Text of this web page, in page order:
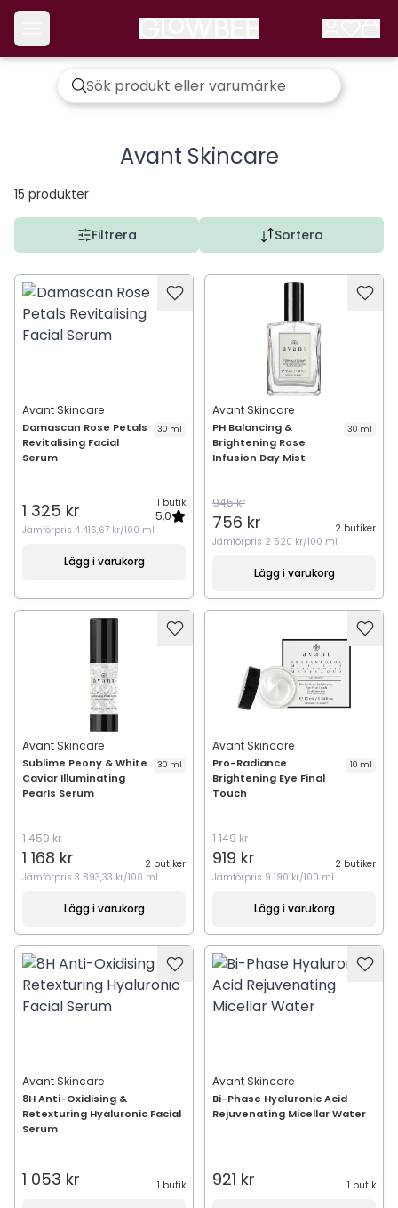
Avant Skincare
15 produkter
Filtrera Sortera
Avant Skincare
Damascan Rose Petals
Revitalising Facial
Serum
30 ml
1 325 kr 1 butik
5,0
Jämförpris 4 416,67 kr/100 ml
Lägg i varukorg
Avant Skincare
PH Balancing &
Brightening Rose
Infusion Day Mist
30 ml
945 kr
756 kr
2 butiker
Jämförpris 2 520 kr/100 ml
Lägg i varukorg
Avant Skincare
Sublime Peony & White
Caviar Illuminating
Pearls Serum
30 ml
1 459 kr
1 168 kr
2 butiker
Jämförpris 3 893,33 kr/100 ml
Lägg i varukorg
Avant Skincare
Pro-Radiance
Brightening Eye Final
Touch
10 ml
1 149 kr
919 kr
2 butiker
Jämförpris 9 190 kr/100 ml
Lägg i varukorg
Avant Skincare
8H Anti-Oxidising &
Retexturing Hyaluronic Facial
Serum
1 053 kr 1 butik
Avant Skincare
Bi-Phase Hyaluronic Acid
Rejuvenating Micellar Water
921 kr 1 butik